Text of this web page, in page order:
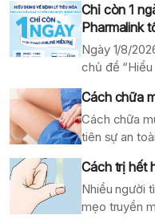
Chỉ còn 1
Pharmalink
Ngày 1/8/
chủ đề
Cách chữa
Cách chữa
tiên sự an
Cách trị hết
Nhiều người
mẹo truyền